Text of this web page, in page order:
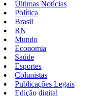
Últimas Notícias
Política
Brasil
RN
Mundo
Economia
Saúde
Esportes
Colunistas
Publicações Legais
Edição digital